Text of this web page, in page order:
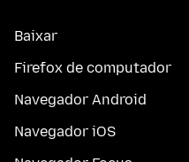
Baixar
Firefox de computador
Navegador Android
Navegador iOS